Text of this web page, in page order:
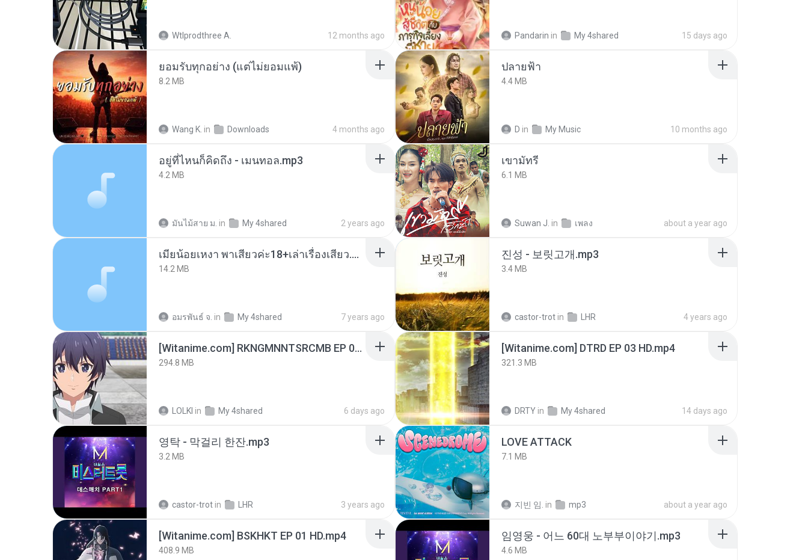
Wtlprodthree A. 12 months ago Pandarin in My 4shared 15 days ago
ยอมรับทุกอย่าง (แต่ไม่ยอมแพ้)
8.2 MB
Wang K. in Downloads 4 months ago
ปลายฟ้า
4.4 MB
D in My Music 10 months ago
อยู่ที่ไหนก็คิดถึง - เมนทอล.mp3
4.2 MB
มันไม้สาย ม. in My 4shared 2 years ago
เขามัทรี
6.1 MB
Suwan J. in เพลง about a year ago
เมียน้อยเหงา พาเสียวค่ะ18+เล่าเรื่องเสียว.mp3
14.2 MB
อมรพันธ์ จ. in My 4shared 7 years ago
진성 - 보릿고개.mp3
3.4 MB
castor-trot in LHR 4 years ago
[Witanime.com] RKNGMNNTSRCMB EP 06 HD.mp4
294.8 MB
LOLKI in My 4shared 6 days ago
[Witanime.com] DTRD EP 03 HD.mp4
321.3 MB
DRTY in My 4shared 14 days ago
영탁 - 막걸리 한잔.mp3
3.2 MB
castor-trot in LHR 3 years ago
LOVE ATTACK
7.1 MB
지빈 임. in mp3 about a year ago
[Witanime.com] BSKHKT EP 01 HD.mp4
408.9 MB
임영웅 - 어느 60대 노부부이야기.mp3
4.6 MB